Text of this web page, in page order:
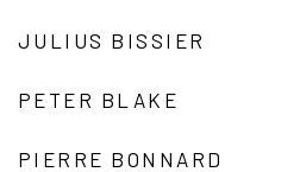
JULIUS BISSIER
PETER BLAKE
PIERRE BONNARD